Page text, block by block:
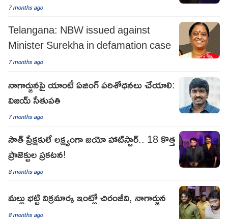
7 months ago
Telangana: NBW issued against
Minister Surekha in defamation case
7 months ago
నాగార్జునపై యాంటీ ఏజింగ్ పరిశోధనలు చేయాలి:
విజయ్ సేతుపతి
7 months ago
సౌత్ ప్రేక్షకులే లక్ష్యంగా జియో హాట్‌స్టార్.. 18 కొత్త
ప్రాజెక్టుల ప్రకటన!
8 months ago
మల్లు భట్టి విక్రమార్క ఇంట్లో చిరంజీవి, నాగార్జున
8 months ago